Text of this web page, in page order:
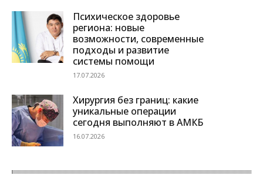
Психическое здоровье
региона: новые
возможности, современные
подходы и развитие
системы помощи
17.07.2026
Хирургия без границ: какие
уникальные операции
сегодня выполняют в АМКБ
16.07.2026